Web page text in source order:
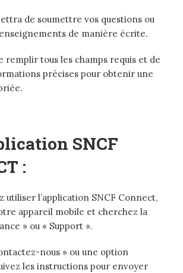
de soumettre vos questions ou
de manière écrite.
remplir tous les champs requis et de
précises pour obtenir une
SNCF
:
utiliser l’application SNCF Connect,
appareil mobile et cherchez la
» ou « Support ».
nous » ou une option
les instructions pour envoyer